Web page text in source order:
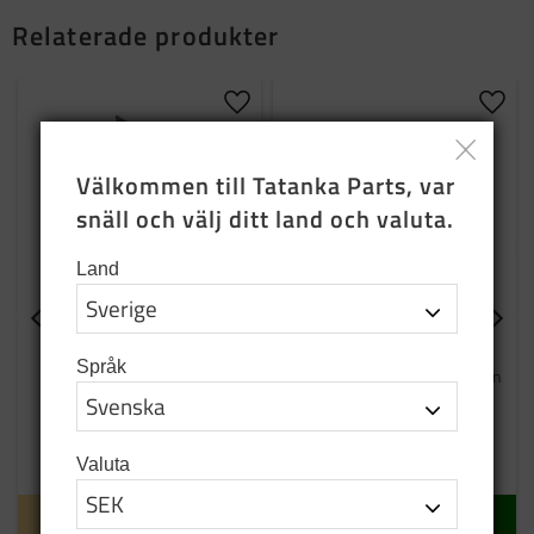
Relaterade produkter
Skift relä
OBS! 12V 20/30A
170SEK
Lägg till i favoriter
Tillfälligt slut
INFO
Enkelrelä sitter på flera ställen
149SEK
Välkommen till Tatanka Parts, var
snäll och välj ditt land och valuta.
Land
Språk
Valuta